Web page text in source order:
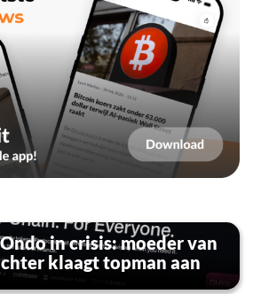
in crisis: moeder van
klaagt topman aan